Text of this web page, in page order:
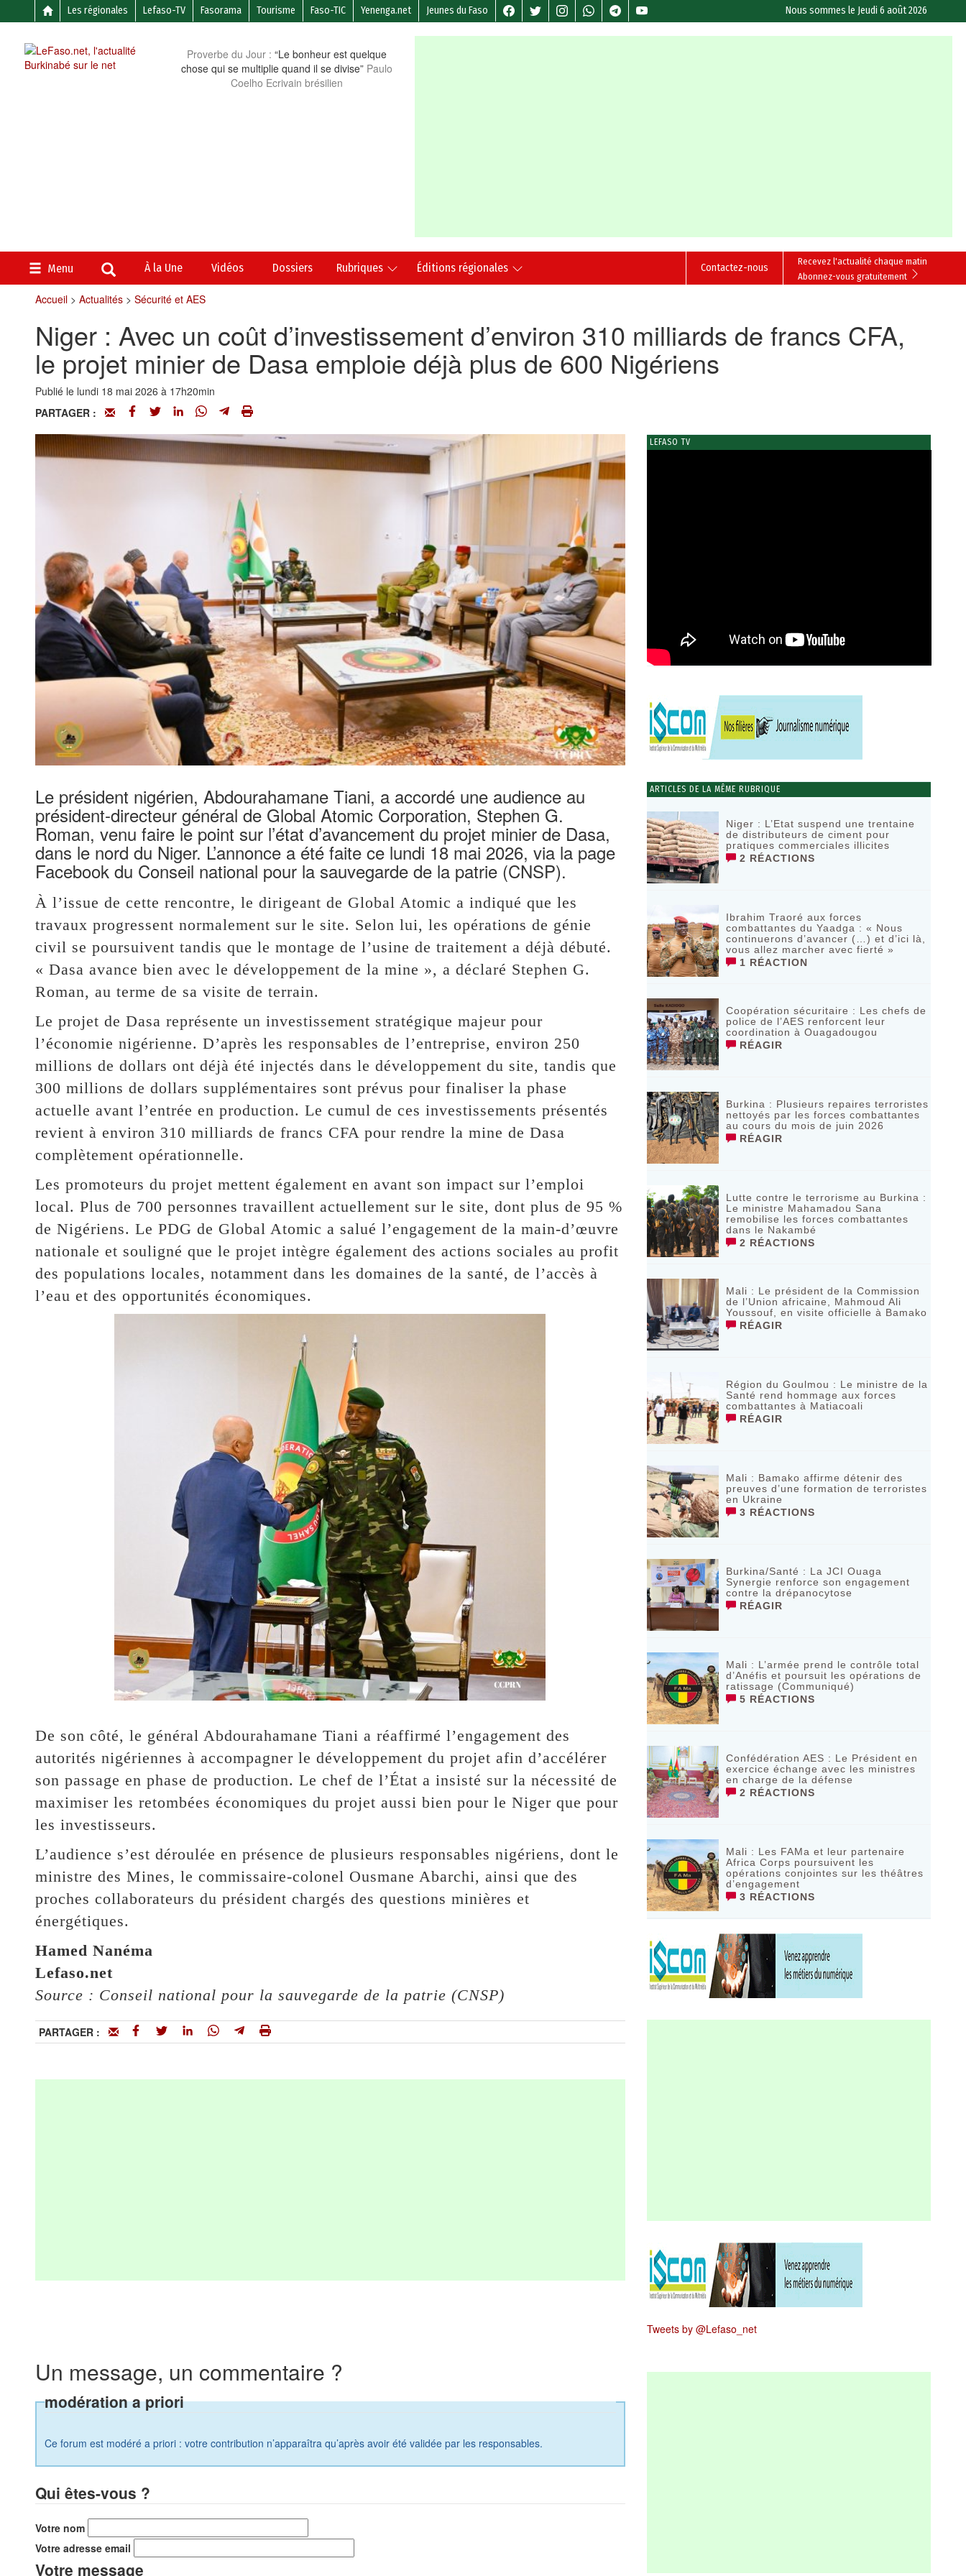
Les régionales Lefaso-TV Fasorama Tourisme Faso-TIC Yenenga.net Jeunes du Faso Nous sommes le Jeudi 6 août 2026
Proverbe du Jour : “Le bonheur est quelque
chose qui se multiplie quand il se divise” Paulo
Coelho Ecrivain brésilien
Menu À la Une Vidéos Dossiers Rubriques Éditions régionales
Recevez l'actualité chaque matin
Abonnez-vous gratuitement
Contactez-nous
Accueil> Actualités> Sécurité et AES
Niger : Avec un coût d’investissement d’environ 310 milliards de francs CFA,
le projet minier de Dasa emploie déjà plus de 600 Nigériens
Publié le lundi 18 mai 2026 à 17h20min
PARTAGER :
Le président nigérien, Abdourahamane Tiani, a accordé une audience au
président-directeur général de Global Atomic Corporation, Stephen G.
Roman, venu faire le point sur l’état d’avancement du projet minier de Dasa,
dans le nord du Niger. L’annonce a été faite ce lundi 18 mai 2026, via la page
Facebook du Conseil national pour la sauvegarde de la patrie (CNSP).
À l’issue de cette rencontre, le dirigeant de Global Atomic a indiqué que les
travaux progressent normalement sur le site. Selon lui, les opérations de génie
civil se poursuivent tandis que le montage de l’usine de traitement a déjà débuté.
« Dasa avance bien avec le développement de la mine », a déclaré Stephen G.
Roman, au terme de sa visite de terrain.
Le projet de Dasa représente un investissement stratégique majeur pour
l’économie nigérienne. D’après les responsables de l’entreprise, environ 250
millions de dollars ont déjà été injectés dans le développement du site, tandis que
300 millions de dollars supplémentaires sont prévus pour finaliser la phase
actuelle avant l’entrée en production. Le cumul de ces investissements présentés
revient à environ 310 milliards de francs CFA pour rendre la mine de Dasa
complètement opérationnelle.
Les promoteurs du projet mettent également en avant son impact sur l’emploi
local. Plus de 700 personnes travaillent actuellement sur le site, dont plus de 95 %
de Nigériens. Le PDG de Global Atomic a salué l’engagement de la main-d’œuvre
nationale et souligné que le projet intègre également des actions sociales au profit
des populations locales, notamment dans les domaines de la santé, de l’accès à
l’eau et des opportunités économiques.
De son côté, le général Abdourahamane Tiani a réaffirmé l’engagement des
autorités nigériennes à accompagner le développement du projet afin d’accélérer
son passage en phase de production. Le chef de l’État a insisté sur la nécessité de
maximiser les retombées économiques du projet aussi bien pour le Niger que pour
les investisseurs.
L’audience s’est déroulée en présence de plusieurs responsables nigériens, dont le
ministre des Mines, le commissaire-colonel Ousmane Abarchi, ainsi que des
proches collaborateurs du président chargés des questions minières et
énergétiques.
Hamed Nanéma
Lefaso.net
Source : Conseil national pour la sauvegarde de la patrie (CNSP)
PARTAGER :
Un message, un commentaire ?
modération a priori
Ce forum est modéré a priori : votre contribution n’apparaîtra qu’après avoir été validée par les responsables.
Qui êtes-vous ?
Votre nom
Votre adresse email
Votre message
LEFASO TV
ARTICLES DE LA MÊME RUBRIQUE
Niger : L’Etat suspend une trentaine
de distributeurs de ciment pour
pratiques commerciales illicites
2 RÉACTIONS
Ibrahim Traoré aux forces
combattantes du Yaadga : « Nous
continuerons d’avancer (…) et d’ici là,
vous allez marcher avec fierté »
1 RÉACTION
Coopération sécuritaire : Les chefs de
police de l’AES renforcent leur
coordination à Ouagadougou
RÉAGIR
‎Burkina : Plusieurs repaires terroristes
nettoyés par les forces combattantes
au cours du mois de juin 2026
RÉAGIR
Lutte contre le terrorisme au Burkina :
Le ministre Mahamadou Sana
remobilise les forces combattantes
dans le Nakambé
2 RÉACTIONS
Mali : Le président de la Commission
de l’Union africaine, Mahmoud Ali
Youssouf, en visite officielle à Bamako
RÉAGIR
Région du Goulmou : Le ministre de la
Santé rend hommage aux forces
combattantes à Matiacoali
RÉAGIR
Mali : Bamako affirme détenir des
preuves d’une formation de terroristes
en Ukraine
3 RÉACTIONS
Burkina/Santé : La JCI Ouaga
Synergie renforce son engagement
contre la drépanocytose
RÉAGIR
Mali : L’armée prend le contrôle total
d’Anéfis et poursuit les opérations de
ratissage (Communiqué)
5 RÉACTIONS
Confédération AES : Le Président en
exercice échange avec les ministres
en charge de la défense
2 RÉACTIONS
Mali : Les FAMa et leur partenaire
Africa Corps poursuivent les
opérations conjointes sur les théâtres
d’engagement
3 RÉACTIONS
Tweets by @Lefaso_net